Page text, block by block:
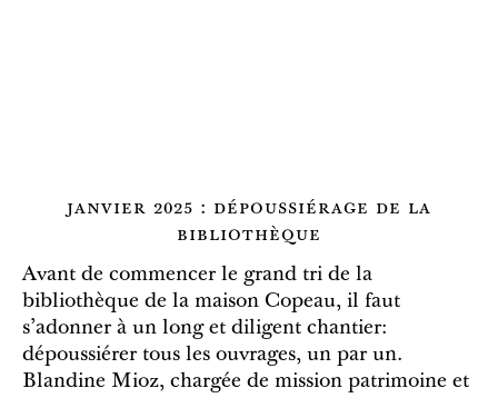
janvier 2025 : dépoussiérage de la
bibliothèque
Avant de commencer le grand tri de la
bibliothèque de la maison Copeau, il faut
s'adonner à un long et diligent chantier:
dépoussiérer tous les ouvrages, un par un.
Blandine Mioz, chargée de mission patrimoine et